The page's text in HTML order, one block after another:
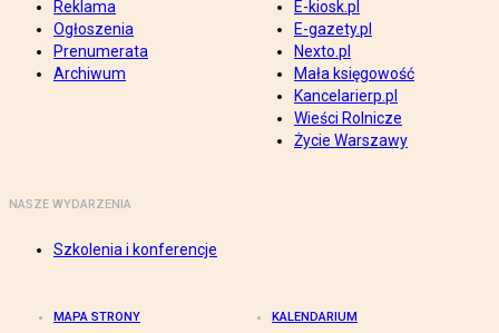
Reklama
Ogłoszenia
Prenumerata
Archiwum
E-kiosk.pl
E-gazety.pl
Nexto.pl
Mała księgowość
Kancelarierp.pl
Wieści Rolnicze
Życie Warszawy
NASZE WYDARZENIA
Szkolenia i konferencje
MAPA STRONY KALENDARIUM